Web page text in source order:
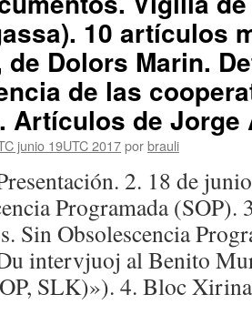
10 artículos
de Dolors Marin.
de las
Artículos de Jorge
junio 19UTC 2017porbrauli
2. 18 de
Programada (SOP).
Sin Obsolescencia
intervjuoj al Benito
SLK)»). 4. Bloc